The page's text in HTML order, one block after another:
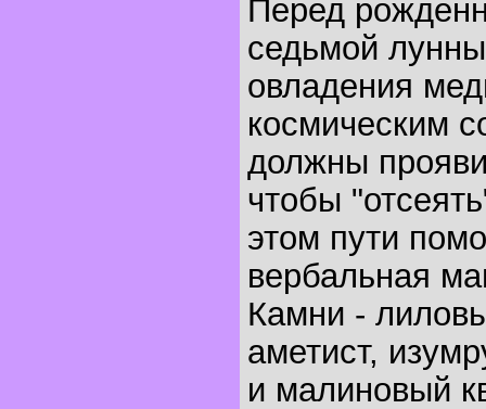
Перед
седьмой
овладения
космическим
должны
чтобы
этом пути
вербальная
Камни -
аметист,
и малиновый